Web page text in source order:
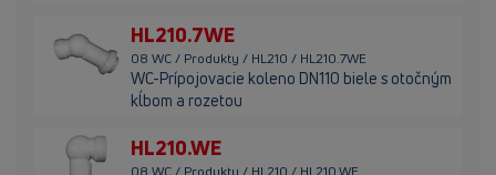
HL210.7WE
08 WC / Produkty / HL210 / HL210.7WE
WC-Prípojovacie koleno DN110 biele s otočným
kĺbom a rozetou
HL210.WE